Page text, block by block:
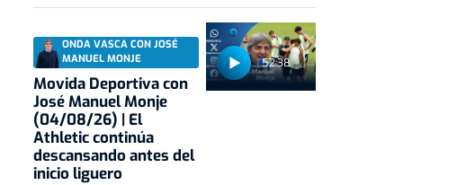
52:38
ONDA VASCA CON JOSÉ
MANUEL MONJE
Movida Deportiva con
José Manuel Monje
(04/08/26) | El
Athletic continúa
descansando antes del
inicio liguero